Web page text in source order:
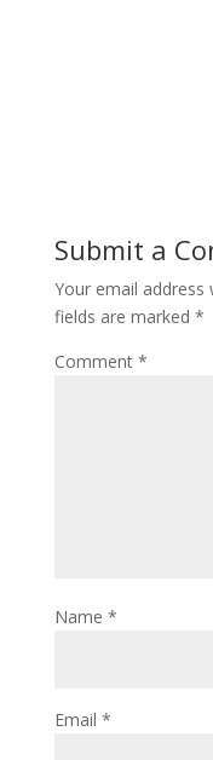
Submit a
Your email address
fields are marked *
Comment *
Name *
Email *